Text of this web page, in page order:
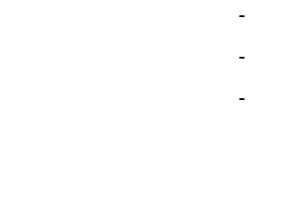
-
-
-